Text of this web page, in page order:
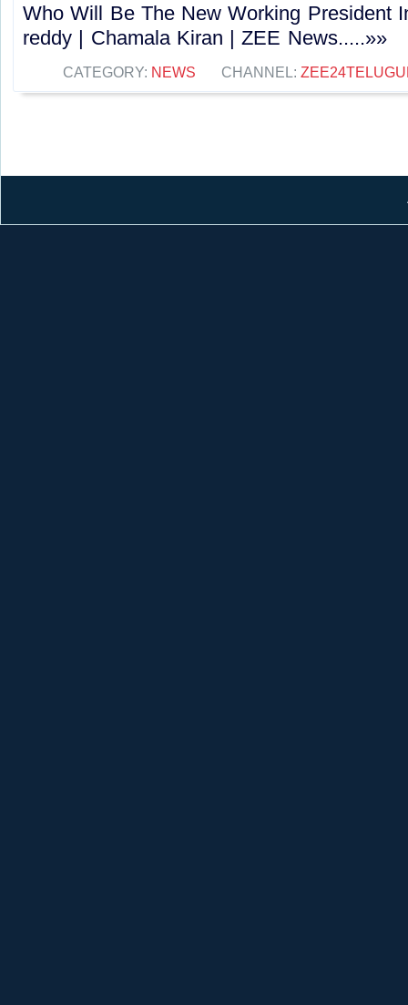
Who Will Be The New Working President
reddy | Chamala Kiran | ZEE News.....»»
CATEGORY: NEWS CHANNEL: